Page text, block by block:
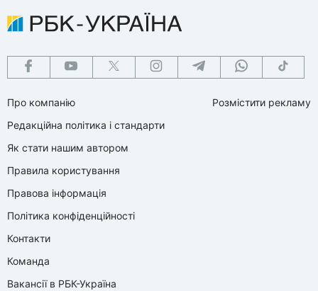
Про компанію
Редакційна політика і стандарти
Як стати нашим автором
Правила користування
Правова інформація
Політика конфіденційності
Контакти
Команда
Вакансії в РБК-Україна
Розмістити рекламу